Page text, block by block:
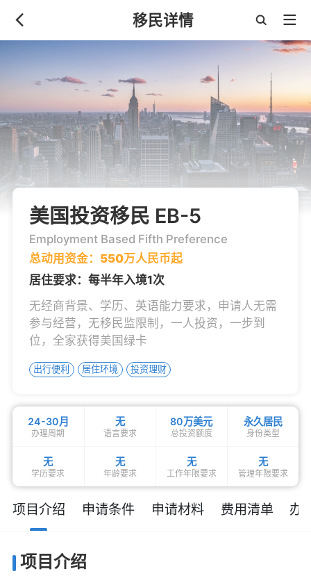
移民详情
美国投资移民 EB-5
Employment Based Fifth Preference
总动用资金： 550万人民币起
居住要求：每半年入境1次
无经商背景、学历、英语能力要求，申请人无需
参与经营，无移民监限制，一人投资，一步到
位，全家获得美国绿卡
出行便利 居住环境 投资理财
24-30月
办理周期
无
语言要求
80万美元
总投资额度
永久居民
身份类型
无
学历要求
无
年龄要求
无
工作年限要求
无
管理年限要求
项目介绍 申请条件 申请材料 费用清单 办
项目介绍